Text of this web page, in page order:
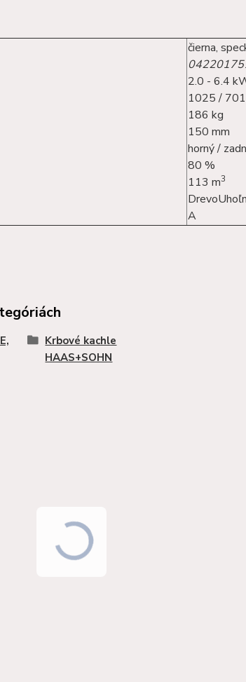
čierna,
2.0 - 6.4
1025 /
186 kg
150 mm
horný /
80 %
113 m3
Drevo
A
Krbové kachle
HAAS+SOHN